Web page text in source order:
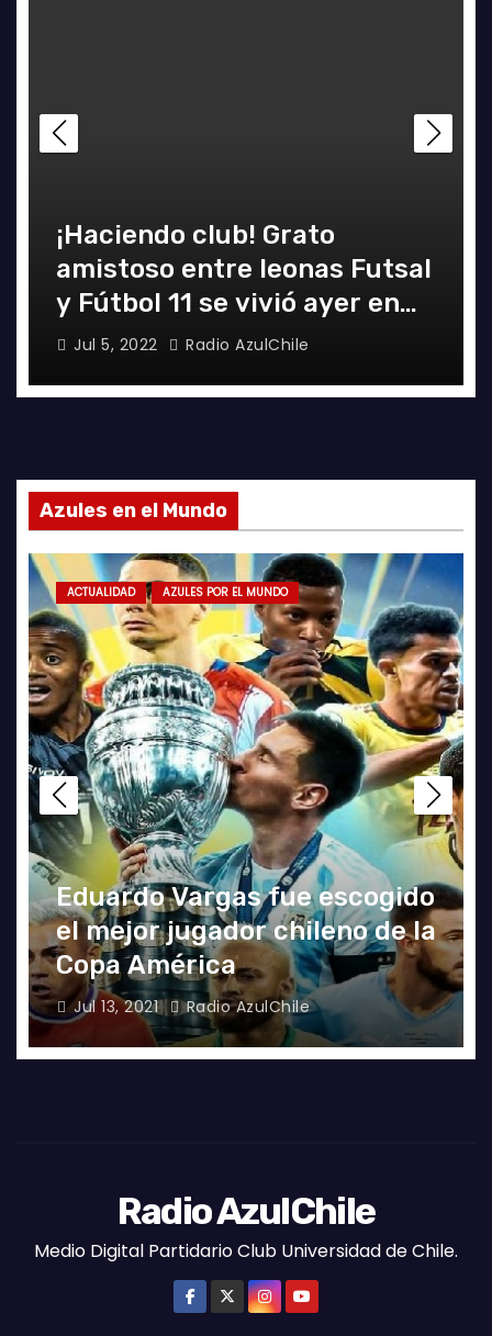
Decisiva fecha vivirá el
equipo Futsal en la final del
certamen
Jun 24, 2022 Radio AzulChile
Azules en el Mundo
ACTUALIDAD AZULES POR EL MUNDO
Manuel Iturra inicia como DT
en España
Jul 5, 2021 Alvaro Valenzuela
Radio AzulChile
Medio Digital Partidario Club Universidad de Chile.